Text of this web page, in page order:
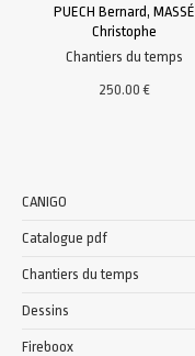
PUECH Bernard, MASSÉ
Christophe
Chantiers du temps
250.00€
CANIGO
Catalogue pdf
Chantiers du temps
Dessins
Fireboox